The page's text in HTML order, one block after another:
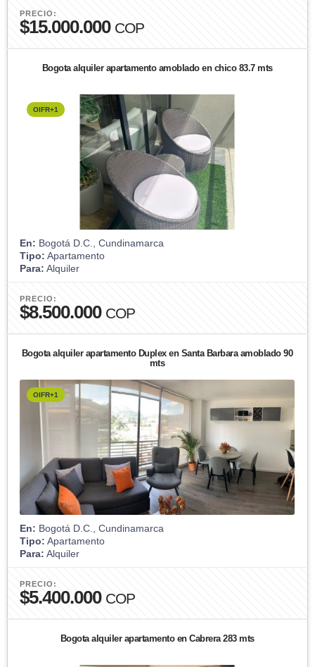
PRECIO:
$15.000.000 COP
Bogota alquiler apartamento amoblado en chico 83.7 mts
OIFR+1
En: Bogotá D.C., Cundinamarca
Tipo: Apartamento
Para: Alquiler
PRECIO:
$8.500.000 COP
Bogota alquiler apartamento Duplex en Santa Barbara amoblado 90
mts
OIFR+1
En: Bogotá D.C., Cundinamarca
Tipo: Apartamento
Para: Alquiler
PRECIO:
$5.400.000 COP
Bogota alquiler apartamento en Cabrera 283 mts